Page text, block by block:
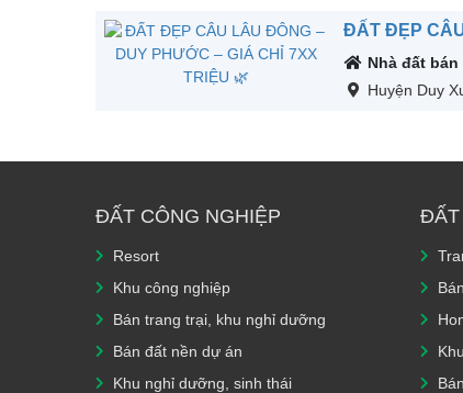
ĐẤT ĐẸP
Nhà đất bán
Huyện Duy
ĐẤT CÔNG NGHIỆP
Resort
Khu công nghiệp
Bán trang trại, khu nghỉ dưỡng
Bán đất nền dự án
Khu nghỉ dưỡng, sinh thái
ĐẤT